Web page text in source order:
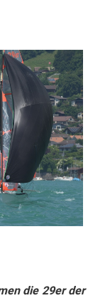
die 29er der